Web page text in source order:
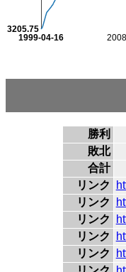
1999-04-16
3205.75
勝利
敗北
合計
リンク
リンク
リンク
リンク
リンク